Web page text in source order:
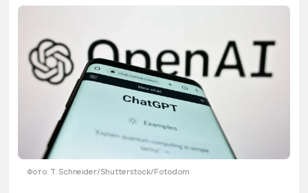
Фото: T. Schneider/Shutterstock/Fotodom